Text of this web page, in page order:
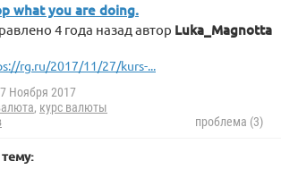
what you are doing.
4 года назад автор Luka_Magnotta
rg.ru/2017/11/27/kurs-...
Ноября 2017
, курс валюты
проблема (3)